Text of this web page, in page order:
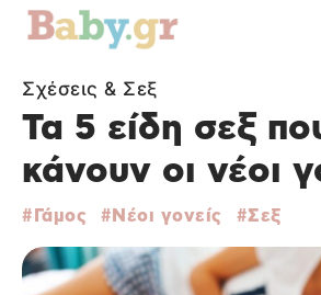
Σχέσεις & Σεξ
Τα 5 είδη σεξ
κάνουν οι νέοι
Γάμος Νέοι γονείς Σεξ